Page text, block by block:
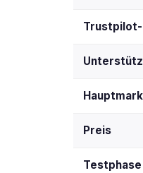
Preis
Testphase